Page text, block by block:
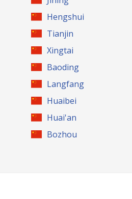
Hengshui
Tianjin
Xingtai
Baoding
Langfang
Huaibei
Huai'an
Bozhou